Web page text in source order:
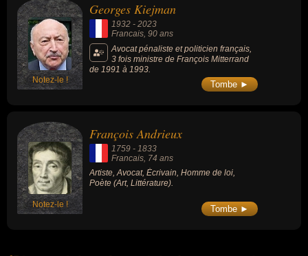
Notez-le !
Georges Kiejman
1932 - 2023
Francais, 90 ans
Avocat pénaliste et politicien français,
3 fois ministre de François Mitterrand
de 1991 à 1993.
Tombe ►
Notez-le !
François Andrieux
1759 - 1833
Francais , 74 ans
Artiste, Avocat, Écrivain, Homme de loi,
Poète (Art, Littérature).
Tombe ►